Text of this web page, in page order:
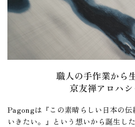
職人の手作業から
京友禅アロハシ
Pagongは『この素晴らしい日本の伝
いきたい。』という想いから誕生し